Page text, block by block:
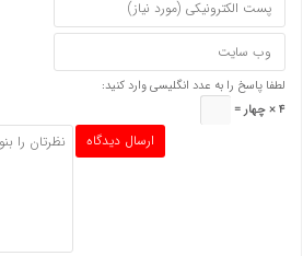
لطفا پاسخ را به عدد انگلیسی وارد کنید:
4 × چهار =